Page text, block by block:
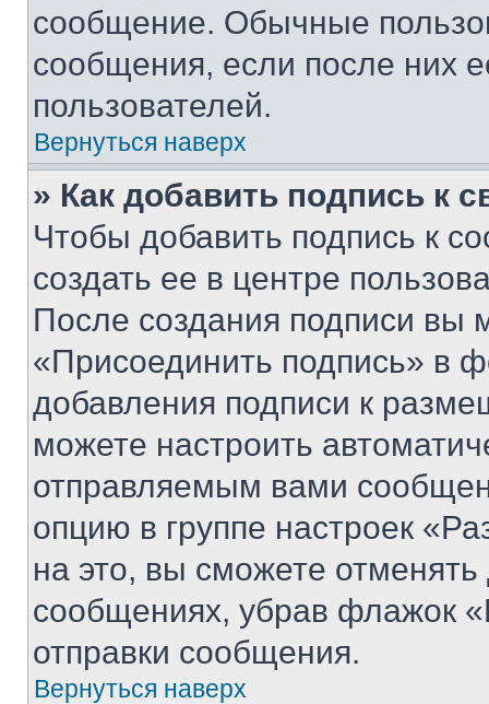
сообщение. Обычные
сообщения, если после них
пользователей.
Вернуться наверх
» Как добавить подпись к
Чтобы добавить подпись к
создать ее в центре
После создания подписи вы
«Присоединить подпись» в
добавления подписи к
можете настроить
отправляемым вами
опцию в группе настроек
на это, вы сможете
сообщениях, убрав флажок
отправки сообщения.
Вернуться наверх